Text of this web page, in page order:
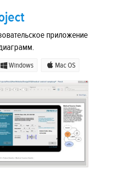
приложение
Windows Mac OS